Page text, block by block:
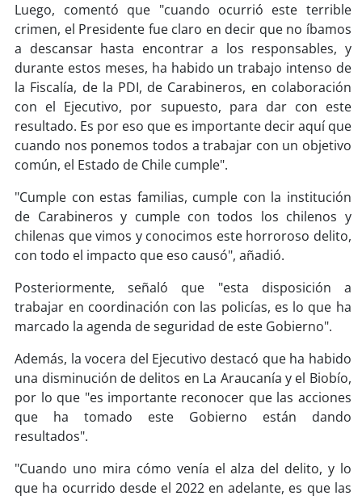
soy concepción
soycoronel
soy arauco
soy temuco
soyosorno
soypuertomontt
soy
Luego, comentó que "cuando ocurrió este terrible
crimen, el Presidente fue claro en decir que no íbamos
a descansar hasta encontrar a los responsables, y
durante estos meses, ha habido un trabajo intenso de
la Fiscalía, de la PDI, de Carabineros, en colaboración
con el Ejecutivo, por supuesto, para dar con este
resultado. Es por eso que es importante decir aquí que
cuando nos ponemos todos a trabajar con un objetivo
común, el Estado de Chile cumple".
"Cumple con estas familias, cumple con la institución
de Carabineros y cumple con todos los chilenos y
chilenas que vimos y conocimos este horroroso delito,
con todo el impacto que eso causó", añadió.
Posteriormente, señaló que "esta disposición a
trabajar en coordinación con las policías, es lo que ha
marcado la agenda de seguridad de este Gobierno".
Además, la vocera del Ejecutivo destacó que ha habido
una disminución de delitos en La Araucanía y el Biobío,
por lo que "es importante reconocer que las acciones
que ha tomado este Gobierno están dando
resultados".
"Cuando uno mira cómo venía el alza del delito, y lo
que ha ocurrido desde el 2022 en adelante, es que las